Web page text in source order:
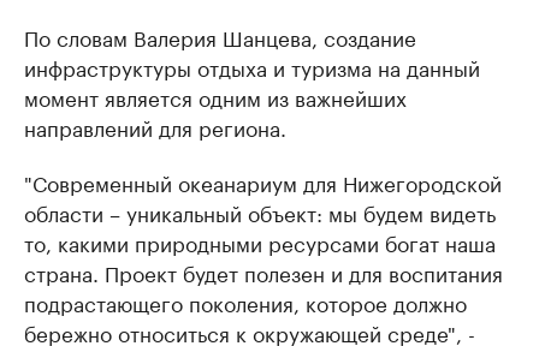
По словам Валерия Шанцева, создание
инфраструктуры отдыха и туризма на данный
момент является одним из важнейших
направлений для региона.
"Современный океанариум для Нижегородской
области – уникальный объект: мы будем видеть
то, какими природными ресурсами богат наша
страна. Проект будет полезен и для воспитания
подрастающего поколения, которое должно
бережно относиться к окружающей среде", -